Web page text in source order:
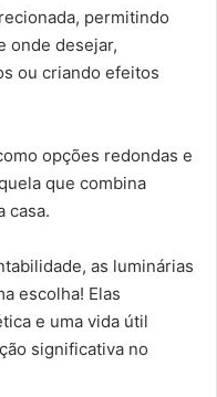
permitindo
onde desejar,
ou criando efeitos
opções redondas e
que combina
casa.
as luminárias
escolha! Elas
e uma vida útil
significativa no